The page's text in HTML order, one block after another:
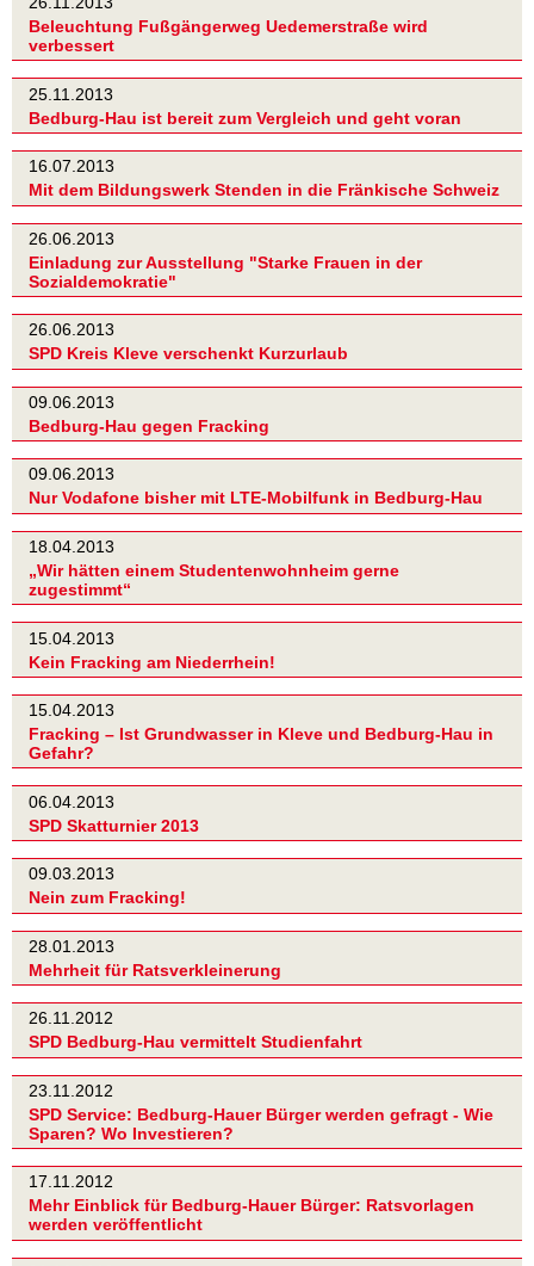
Beleuchtung Fußgängerweg Uedemerstraße wird
verbessert
25.11.2013
Bedburg-Hau ist bereit zum Vergleich und geht voran
16.07.2013
Mit dem Bildungswerk Stenden in die Fränkische Schweiz
26.06.2013
Einladung zur Ausstellung "Starke Frauen in der
Sozialdemokratie"
26.06.2013
SPD Kreis Kleve verschenkt Kurzurlaub
09.06.2013
Bedburg-Hau gegen Fracking
09.06.2013
Nur Vodafone bisher mit LTE-Mobilfunk in Bedburg-Hau
18.04.2013
„Wir hätten einem Studentenwohnheim gerne
zugestimmt“
15.04.2013
Kein Fracking am Niederrhein!
15.04.2013
Fracking – Ist Grundwasser in Kleve und Bedburg-Hau in
Gefahr?
06.04.2013
SPD Skatturnier 2013
09.03.2013
Nein zum Fracking!
28.01.2013
Mehrheit für Ratsverkleinerung
26.11.2012
SPD Bedburg-Hau vermittelt Studienfahrt
23.11.2012
SPD Service: Bedburg-Hauer Bürger werden gefragt - Wie
Sparen? Wo Investieren?
17.11.2012
Mehr Einblick für Bedburg-Hauer Bürger: Ratsvorlagen
werden veröffentlicht